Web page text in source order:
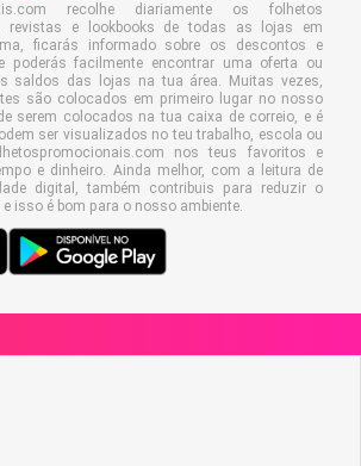
recolhe diariamente os folhetos
revistas e lookbooks de todas as lojas em
ficarás informado sobre os descontos e
poderás facilmente encontrar uma oferta ou
saldos das lojas na tua área. Muitas vezes,
são colocados em primeiro lugar no nosso
serem colocados na tua caixa de correio, e é
ser visualizados no teu trabalho, escola ou
nos teus favoritos e
e dinheiro. Ainda melhor, com a leitura de
digital, também contribuis para reduzir o
isso é bom para o nosso ambiente.